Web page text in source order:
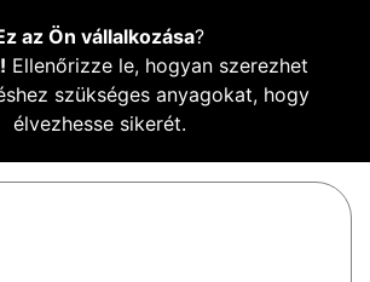
az Ön vállalkozása?
Ellenőrizze le, hogyan szerezhet
szükséges anyagokat, hogy
élvezhesse sikerét.